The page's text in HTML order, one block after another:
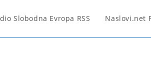
Slobodna Evropa RSS Naslovi.net